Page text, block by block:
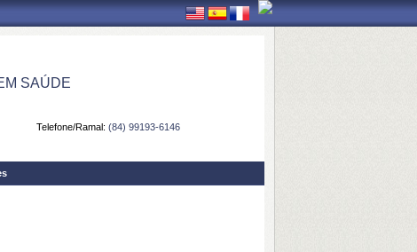
SAÚDE
Telefone/Ramal: (84) 99193-6146